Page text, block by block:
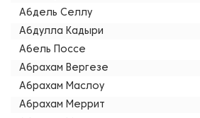
Абдель Селлу
Абдулла Кадыри
Абель Поссе
Абрахам Вергезе
Абрахам Маслоу
Абрахам Меррит